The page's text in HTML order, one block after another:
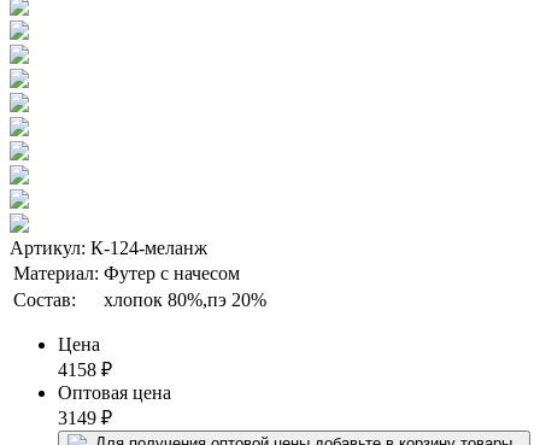
Артикул: К-124-меланж
Материал: Футер с начесом
Состав:
хлопок 80%,пэ 20%
Цена
4158 ₽
Оптовая цена
3149 ₽